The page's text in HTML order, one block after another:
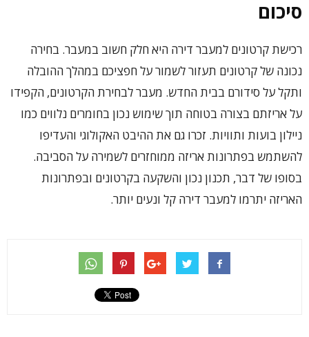
סיכום
רכישת קרטונים למעבר דירה היא חלק חשוב במעבר. בחירה
נכונה של קרטונים תעזור לשמור על חפציכם במהלך ההובלה
ותקל על סידורם בבית החדש. מעבר לבחירת הקרטונים, הקפידו
על אריזתם בצורה בטוחה תוך שימוש נכון בחומרים נלווים כמו
ניילון בועות ותוויות. זכרו גם את ההיבט האקולוגי והעדיפו
להשתמש בפתרונות אריזה ממוחזרים לשמירה על הסביבה.
בסופו של דבר, תכנון נכון והשקעה בקרטונים ובפתרונות
האריזה יתרמו למעבר דירה קל ונעים יותר.